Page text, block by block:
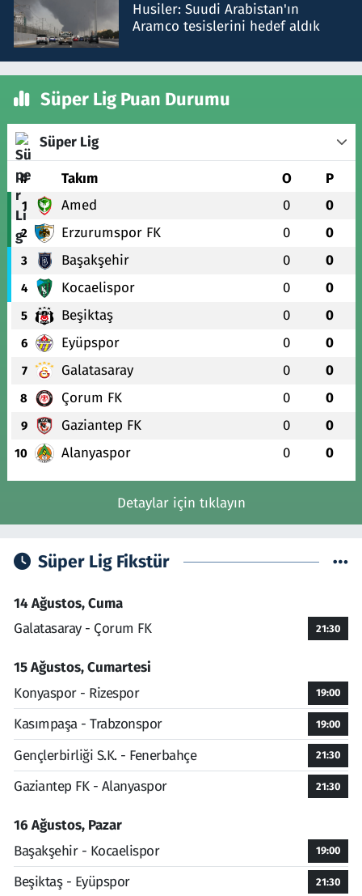
Husiler: Suudi Arabistan'ın
Aramco tesislerini hedef aldık
Süper Lig Puan Durumu
Süper Lig
# Takım O P
1 Amed 0 0
2 Erzurumspor FK 0 0
3 Başakşehir 0 0
4 Kocaelispor 0 0
5 Beşiktaş 0 0
6 Eyüpspor 0 0
7 Galatasaray 0 0
8 Çorum FK 0 0
9 Gaziantep FK 0 0
10 Alanyaspor 0 0
Detaylar için tıklayın
Süper Lig Fikstür
14 Ağustos, Cuma
Galatasaray - Çorum FK
21:30
15 Ağustos, Cumartesi
Konyaspor - Rizespor
19:00
Kasımpaşa - Trabzonspor 19:00
Gençlerbirliği S.K. - Fenerbahçe 21:30
Gaziantep FK - Alanyaspor 21:30
16 Ağustos, Pazar
Başakşehir - Kocaelispor
19:00
Beşiktaş - Eyüpspor 21:30